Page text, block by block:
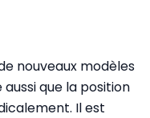
nouveaux modèles
que la position
Il est